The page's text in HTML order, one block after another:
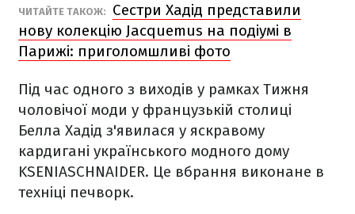
ЧИТАЙТЕ ТАКОЖ:
Сестри Хадід представили
нову колекцію Jacquemus на подіумі в
Парижі: приголомшливі фото
Під час одного з виходів у рамках Тижня
чоловічої моди у французькій столиці
Белла Хадід з'явилася у яскравому
кардигані українського модного дому
KSENIASCHNAIDER. Це вбрання виконане в
техніці печворк.